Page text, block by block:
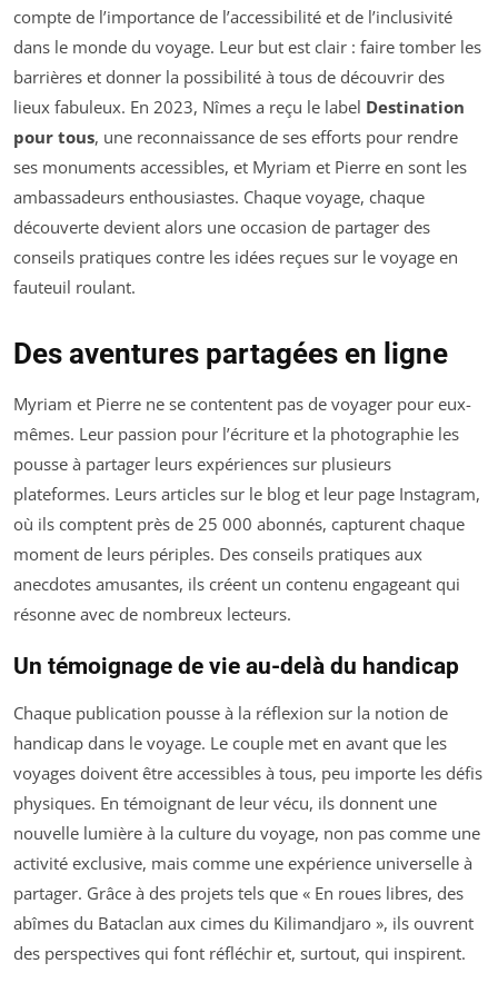
compte de l’importance de l’accessibilité et de l’inclusivité
dans le monde du voyage. Leur but est clair : faire tomber les
barrières et donner la possibilité à tous de découvrir des
lieux fabuleux. En 2023, Nîmes a reçu le label Destination
pour tous, une reconnaissance de ses efforts pour rendre
ses monuments accessibles, et Myriam et Pierre en sont les
ambassadeurs enthousiastes. Chaque voyage, chaque
découverte devient alors une occasion de partager des
conseils pratiques contre les idées reçues sur le voyage en
fauteuil roulant.
Des aventures partagées en ligne
Myriam et Pierre ne se contentent pas de voyager pour eux-
mêmes. Leur passion pour l’écriture et la photographie les
pousse à partager leurs expériences sur plusieurs
plateformes. Leurs articles sur le blog et leur page Instagram,
où ils comptent près de 25 000 abonnés, capturent chaque
moment de leurs périples. Des conseils pratiques aux
anecdotes amusantes, ils créent un contenu engageant qui
résonne avec de nombreux lecteurs.
Un témoignage de vie au-delà du handicap
Chaque publication pousse à la réflexion sur la notion de
handicap dans le voyage. Le couple met en avant que les
voyages doivent être accessibles à tous, peu importe les défis
physiques. En témoignant de leur vécu, ils donnent une
nouvelle lumière à la culture du voyage, non pas comme une
activité exclusive, mais comme une expérience universelle à
partager. Grâce à des projets tels que « En roues libres, des
abîmes du Bataclan aux cimes du Kilimandjaro », ils ouvrent
des perspectives qui font réfléchir et, surtout, qui inspirent.